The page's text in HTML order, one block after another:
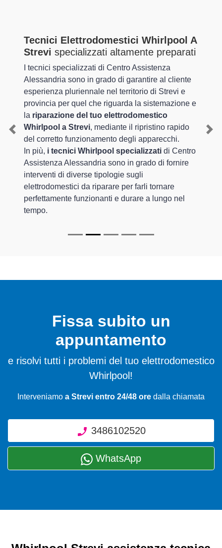
Tecnici Elettrodomestici Whirlpool A
Strevi specializzati altamente preparati
I tecnici specializzati di Centro Assistenza
Alessandria sono in grado di garantire al cliente
esperienza pluriennale nel territorio di Strevi e
provincia per quel che riguarda la sistemazione e
la riparazione del tuo elettrodomestico
Whirlpool a Strevi, mediante il ripristino rapido
del corretto funzionamento degli apparecchi.
In più, i tecnici Whirlpool specializzati di Centro
Assistenza Alessandria sono in grado di fornire
interventi di diverse tipologie sugli
elettrodomestici da riparare per farli tornare
perfettamente funzionanti e durare a lungo nel
tempo.
Previous
Fissa subito un
appuntamento
e risolvi tutti i problemi del tuo elettrodomestico
Whirlpool!
Interveniamo a Strevi entro 24/48 ore dalla chiamata
3486102520
WhatsApp